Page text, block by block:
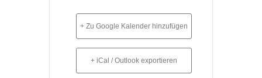
+ Zu Google Kalender hinzufügen
+ iCal / Outlook exportieren